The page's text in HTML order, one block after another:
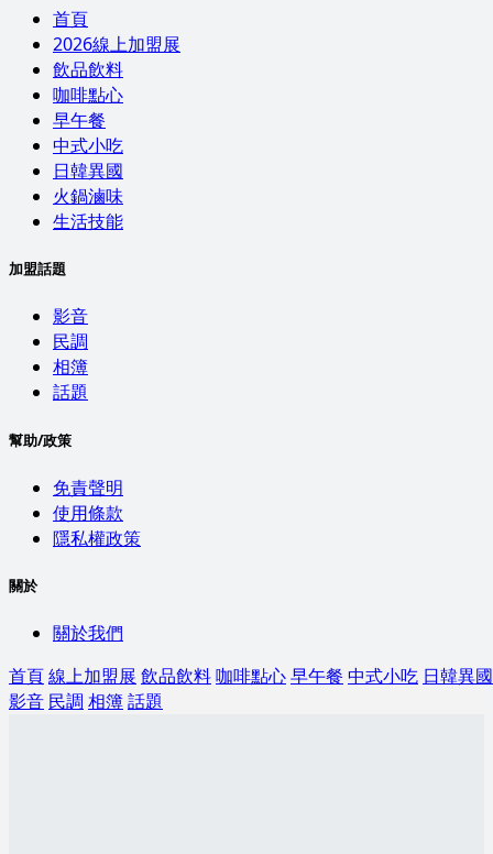
首頁
2026線上加盟展
飲品飲料
咖啡點心
早午餐
中式小吃
日韓異國
火鍋滷味
生活技能
加盟話題
影音
民調
相簿
話題
幫助/政策
免責聲明
使用條款
隱私權政策
關於
關於我們
首頁線上加盟展 飲品飲料咖啡點心早午餐 中式小吃 日韓異國
影音 民調 相簿話題